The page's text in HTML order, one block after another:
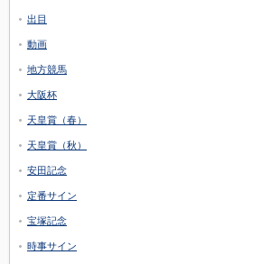
出目
動画
地方競馬
大阪杯
天皇賞（春）
天皇賞（秋）
安田記念
定番サイン
宝塚記念
時事サイン